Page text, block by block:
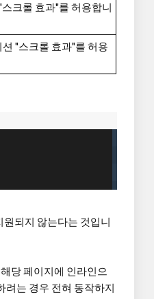
크롤 효과"를 허용합니
"스크롤 효과"를 허용
되지 않는다는 것입니
당 페이지에 인라인으
려는 경우 전혀 동작하지